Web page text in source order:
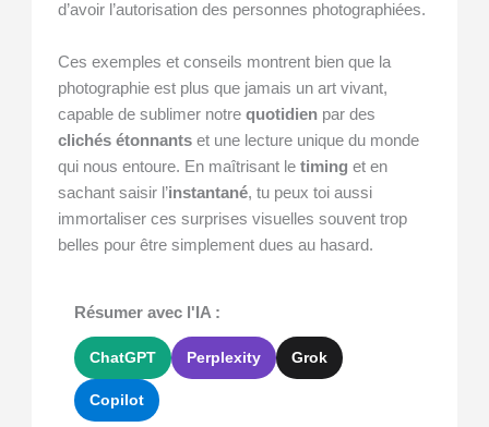
d’avoir l’autorisation des personnes photographiées.
Ces exemples et conseils montrent bien que la
photographie est plus que jamais un art vivant,
capable de sublimer notrequotidien par des
clichés étonnants et une lecture unique du monde
qui nous entoure. En maîtrisant letiming et en
sachant saisir l’instantané, tu peux toi aussi
immortaliser ces surprises visuelles souvent trop
belles pour être simplement dues au hasard.
Résumer avec l'IA :
ChatGPT Perplexity Grok
Copilot